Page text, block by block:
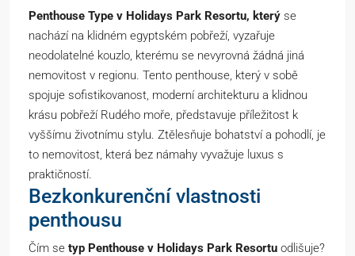
Penthouse Type v Holidays Park Resortu, který se
nachází na klidném egyptském pobřeží, vyzařuje
neodolatelné kouzlo, kterému se nevyrovná žádná jiná
nemovitost v regionu. Tento penthouse, který v sobě
spojuje sofistikovanost, moderní architekturu a klidnou
krásu pobřeží Rudého moře, představuje příležitost k
vyššímu životnímu stylu. Ztělesňuje bohatství a pohodlí, je
to nemovitost, která bez námahy vyvažuje luxus s
praktičností.
Bezkonkurenční vlastnosti
penthousu
Čím se typ Penthouse v Holidays Park Resortu odlišuje?